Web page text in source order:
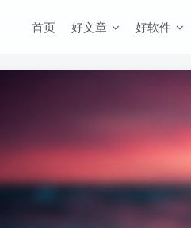
首页 好文章 好软件